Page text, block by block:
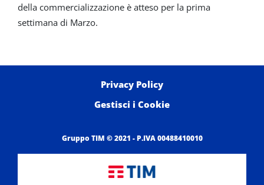
della commercializzazione è atteso per la prima
settimana di Marzo.
Privacy Policy
Gestisci i Cookie
Gruppo TIM © 2021 - P.IVA 00488410010